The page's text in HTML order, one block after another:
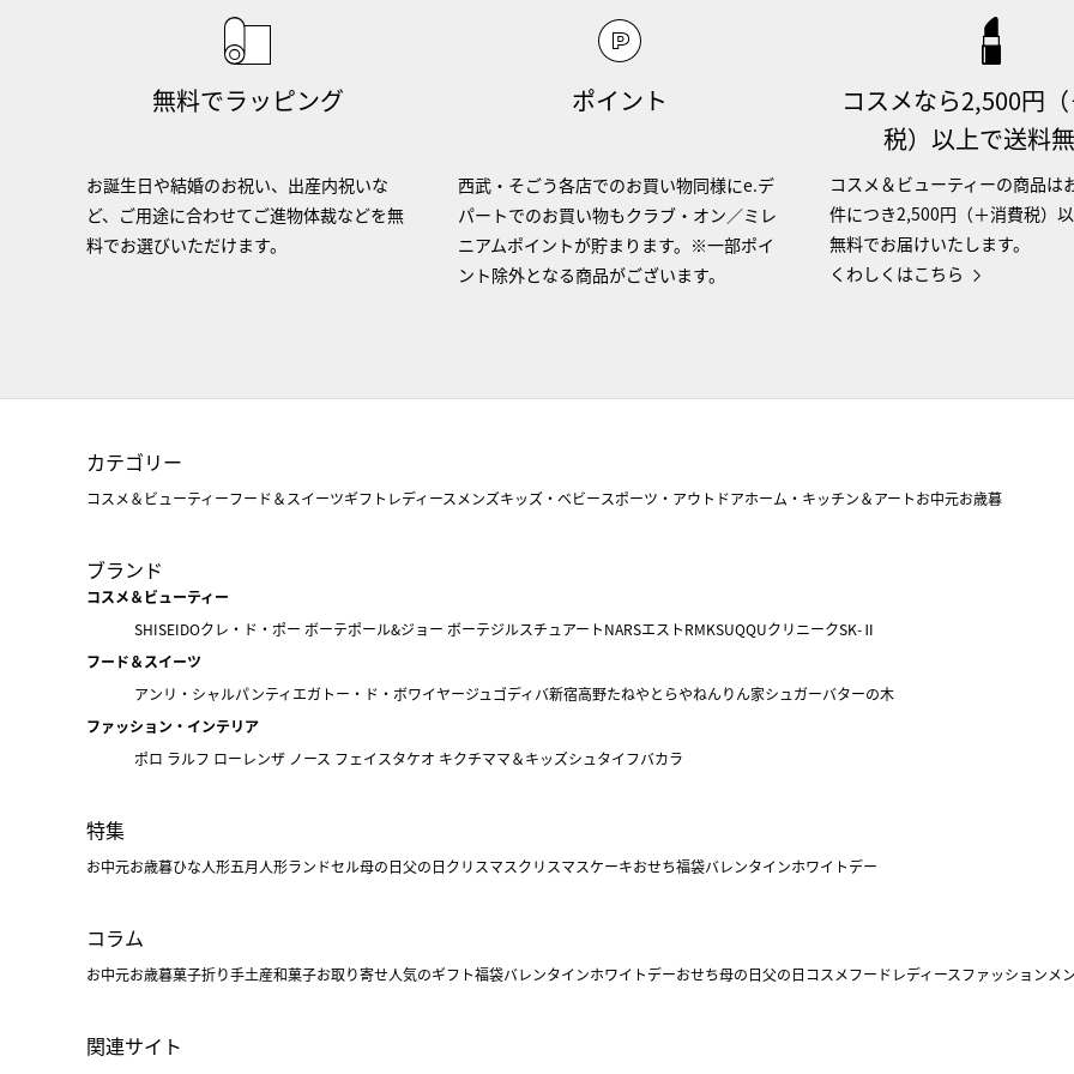
無料でラッピング
お誕生日や結婚のお祝い、出産内祝いな
ど、ご用途に合わせてご進物体裁などを無
料でお選びいただけます。
ポイント
西武・そごう各店でのお買い物同様にe.デ
パートでのお買い物もクラブ・オン／ミレ
ニアムポイントが貯まります。※一部ポイ
ント除外となる商品がございます。
コスメなら2,500円
税）以上で送料
コスメ＆ビューティーの商品は
件につき2,500円（＋消費税）
無料でお届けいたします。
くわしくはこちら
カテゴリー
コスメ＆ビューティーフード＆スイーツギフト レディース メンズキッズ・ベビースポーツ・アウトドアホーム・キッチン＆アートお中元お歳暮
ブランド
コスメ＆ビューティー
SHISEIDOクレ・ド・ポー ボーテポール&ジョー ボーテジルスチュアートNARSエストRMKSUQQUクリニークSK-Ⅱ
フード＆スイーツ
アンリ・シャルパンティエガトー・ド・ボワイヤージュ ゴディバ新宿高野たねやとらやねんりん家シュガーバターの木
ファッション・インテリア
ポロ ラルフ ローレンザ ノース フェイスタケオ キクチママ＆キッズシュタイフバカラ
特集
お中元お歳暮ひな人形五月人形ランドセル母の日父の日クリスマスクリスマスケーキおせち福袋バレンタインホワイトデー
コラム
お中元お歳暮菓子折り手土産和菓子お取り寄せ人気のギフト福袋バレンタインホワイトデーおせち母の日父の日 コスメフードレディースファッションメ
関連サイト